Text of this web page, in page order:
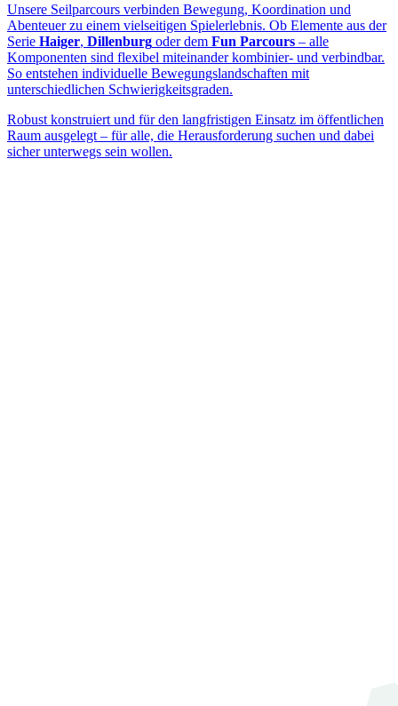
Unsere Seilparcours verbinden Bewegung, Koordination und
Abenteuer zu einem vielseitigen Spielerlebnis. Ob Elemente aus der
Serie Haiger, Dillenburg oder dem Fun Parcours – alle
Komponenten sind flexibel miteinander kombinier- und verbindbar.
So entstehen individuelle Bewegungslandschaften mit
unterschiedlichen Schwierigkeitsgraden.
Robust konstruiert und für den langfristigen Einsatz im öffentlichen
Raum ausgelegt – für alle, die Herausforderung suchen und dabei
sicher unterwegs sein wollen.